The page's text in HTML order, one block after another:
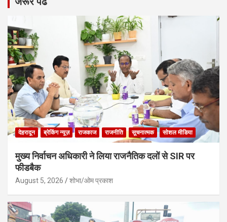
देहरादून ब्रेकिंग न्यूज़ राजकाज राजनीति सूचनात्मक सोशल मीडिया
मुख्य निर्वाचन अधिकारी ने लिया राजनैतिक दलों से SIR पर
फीडबैक
August 5, 2026 शोभा/ओम प्रकाश